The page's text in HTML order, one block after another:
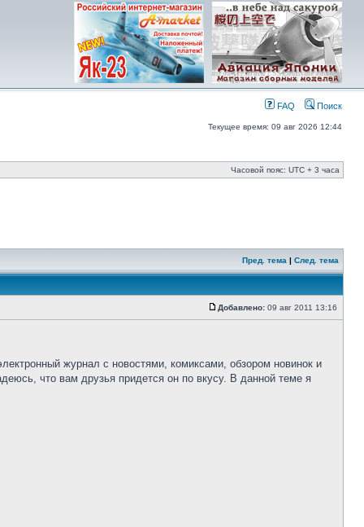
FAQ Поиск
Текущее время: 09 авг 2026 12:44
Часовой пояс: UTC + 3 часа
Пред. тема | След. тема
Добавлено: 09 авг 2011 13:16
журнал с новостями, комиксами, обзором новинок и
что вам друзья придется он по вкусу. В данной теме я